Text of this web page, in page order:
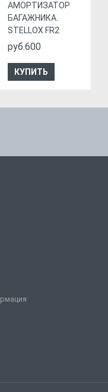
АМОРТИЗАТОР
БАГАЖНИКА.
STELLOX FR2
руб.600
КУПИТЬ